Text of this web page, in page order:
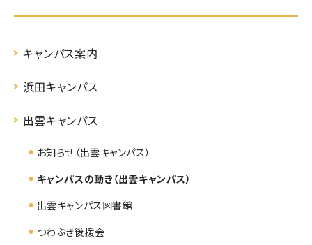
キャンパス案内
浜田キャンパス
出雲キャンパス
お知らせ（出雲キャンパス）
キャンパスの動き（出雲キャンパス）
出雲キャンパス図書館
つわぶき後援会